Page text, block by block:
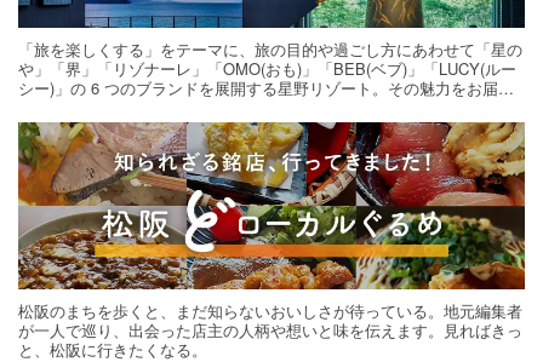
「旅を楽しくする」をテーマに、旅の目的や過ごし方にあわせて「星の
や」「界」「リゾナーレ」「OMO(おも)」「BEB(ベブ)」「LUCY(ルー
シー)」の 6 つのブランドを展開する星野リゾート。その魅力をお届け
松阪のまちを歩くと、まだ知らないおいしさが待っている。地元編集者
が一人で巡り、出会った店主の人柄や想いと味を伝えます。見ればきっ
と、松阪に行きたくなる。